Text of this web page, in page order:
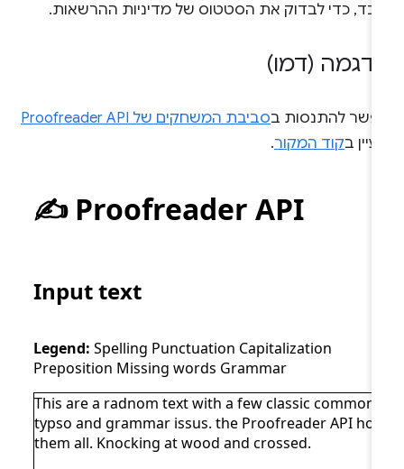
כדי לבדוק את הסטטוס של מדיניות ההרשאות.
(דמו)
להתנסות בסביבת המשחקים של Proofreader API
בקוד המקור.